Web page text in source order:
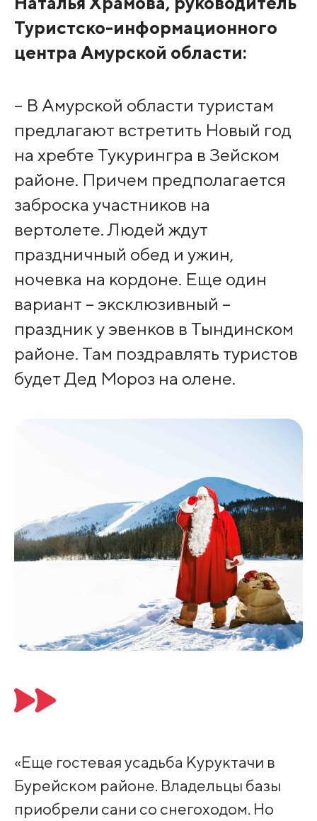
Туристско-информационного
центра Амурской области:
– В Амурской области туристам
предлагают встретить Новый год
на хребте Тукурингра в Зейском
районе. Причем предполагается
заброска участников на
вертолете. Людей ждут
праздничный обед и ужин,
ночевка на кордоне. Еще один
вариант – эксклюзивный –
праздник у эвенков в Тындинском
районе. Там поздравлять туристов
будет Дед Мороз на олене.
«Еще гостевая усадьба Куруктачи в
Бурейском районе. Владельцы базы
приобрели сани со снегоходом. Но